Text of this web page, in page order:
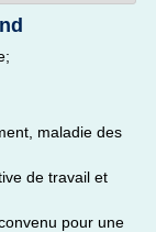
maladie des
de travail et
pour une